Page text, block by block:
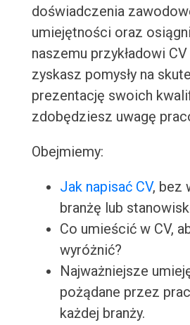
doświadczenia
umiejętności oraz
naszemu przykładowi
zyskasz pomysły na
prezentację swoich
zdobędziesz uwagę
Obejmiemy:
Jak napisać CV, bez
branżę lub
Co umieścić w CV,
wyróżnić?
Najważniejsze
pożądane przez
każdej branży.